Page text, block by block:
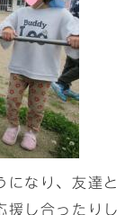
になり、友達と
援し合ったりし